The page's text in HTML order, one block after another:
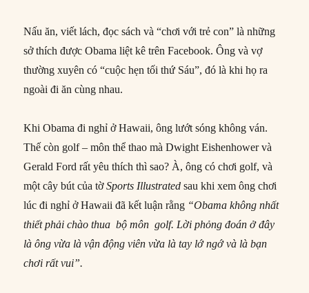
Nấu ăn, viết lách, đọc sách và “chơi với trẻ con” là những
sở thích được Obama liệt kê trên Facebook. Ông và vợ
thường xuyên có “cuộc hẹn tối thứ Sáu”, đó là khi họ ra
ngoài đi ăn cùng nhau.
Khi Obama đi nghỉ ở Hawaii, ông lướt sóng không ván.
Thế còn golf – môn thể thao mà Dwight Eishenhower và
Gerald Ford rất yêu thích thì sao? À, ông có chơi golf, và
một cây bút của tờSports Illustratedsau khi xem ông chơi
lúc đi nghỉ ở Hawaii đã kết luận rằng “Obama không nhất
thiết phải chào thua bộ môn golf. Lời phỏng đoán ở đây
là ông vừa là vận động viên vừa là tay lớ ngớ và là bạn
chơi rất vui”.